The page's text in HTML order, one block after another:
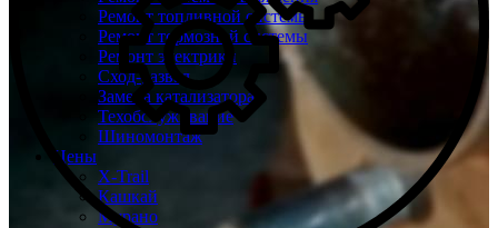
Ремонт топливной системы
Ремонт тормозной системы
Ремонт электрики
Сход-развал
Замена катализатора
Техобслуживание
Шиномонтаж
Цены
X-Trail
Кашкай
Мурано